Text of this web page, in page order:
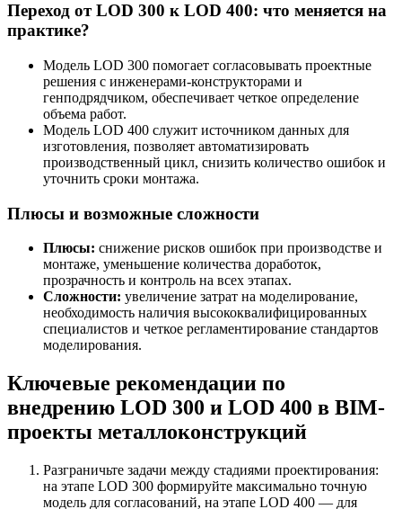
Переход от LOD 300 к LOD 400: что меняется на
практике?
Модель LOD 300 помогает согласовывать проектные
решения с инженерами-конструкторами и
генподрядчиком, обеспечивает четкое определение
объема работ.
Модель LOD 400 служит источником данных для
изготовления, позволяет автоматизировать
производственный цикл, снизить количество ошибок и
уточнить сроки монтажа.
Плюсы и возможные сложности
Плюсы: снижение рисков ошибок при производстве и
монтаже, уменьшение количества доработок,
прозрачность и контроль на всех этапах.
Сложности: увеличение затрат на моделирование,
необходимость наличия высококвалифицированных
специалистов и четкое регламентирование стандартов
моделирования.
Ключевые рекомендации по
внедрению LOD 300 и LOD 400 в BIM-
проекты металлоконструкций
Разграничьте задачи между стадиями проектирования:
на этапе LOD 300 формируйте максимально точную
модель для согласований, на этапе LOD 400 — для